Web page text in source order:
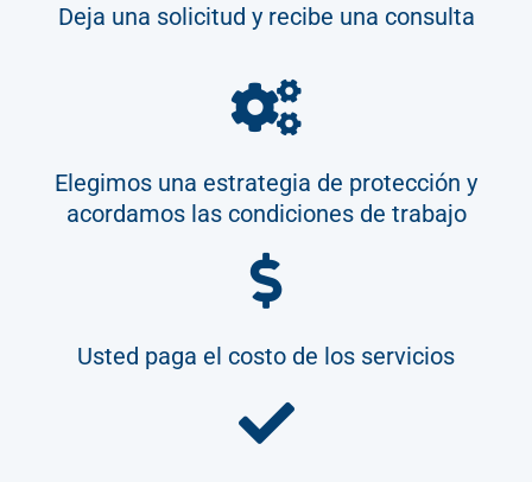
Deja una solicitud y recibe una consulta
Elegimos una estrategia de protección y
acordamos las condiciones de trabajo
Usted paga el costo de los servicios